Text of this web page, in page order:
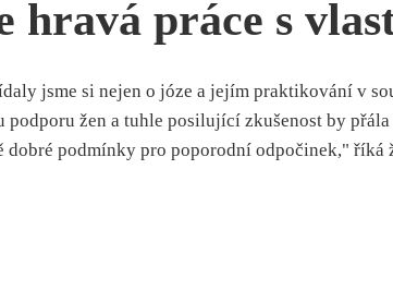
práce s
jsme si nejen o józe a jejím praktikování v
žen a tuhle posilující zkušenost by
podmínky pro poporodní odpočinek,"